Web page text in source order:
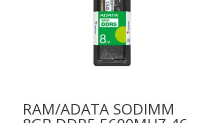
RAM/ADATA SODIMM